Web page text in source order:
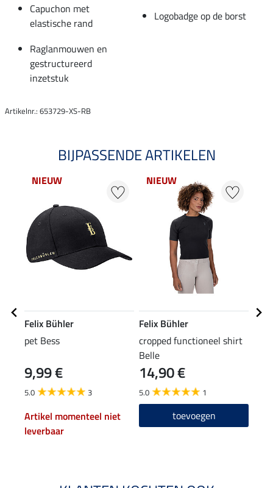
Capuchon met
elastische rand
Logobadge op de borst
Raglanmouwen en
gestructureerd
inzetstuk
Artikelnr.: 653729-XS-RB
BIJPASSENDE ARTIKELEN
NIEUW
Felix Bühler
pet Bess
9,99 €
5.0 3
Artikel momenteel niet
leverbaar
NIEUW
Felix Bühler
cropped functioneel shirt
Belle
14,90 €
5.0 1
toevoegen